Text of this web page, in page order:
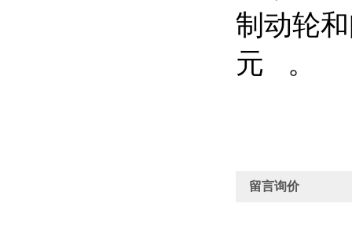
制动轮
元 。
留言询价